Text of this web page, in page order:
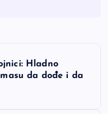
Hladno
da dođe i da